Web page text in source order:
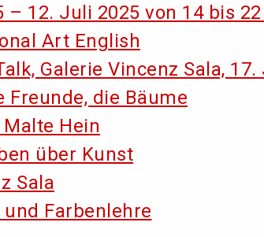
– 12. Juli 2025 von 14 bis
Art English
Galerie Vincenz Sala, 17.
die Bäume
Hein
über Kunst
Sala
Farbenlehre